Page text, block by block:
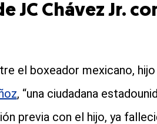
JC Chávez Jr.
el boxeador mexicano, hijo
, “una ciudadana
previa con el hijo, ya